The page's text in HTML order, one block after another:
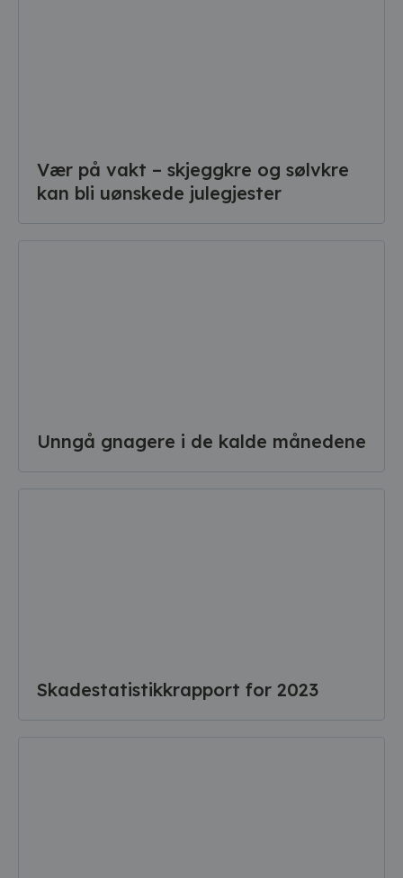
Vær på vakt – skjeggkre og sølvkre
kan bli uønskede julegjester
Unngå gnagere i de kalde månedene
Skadestatistikkrapport for 2023